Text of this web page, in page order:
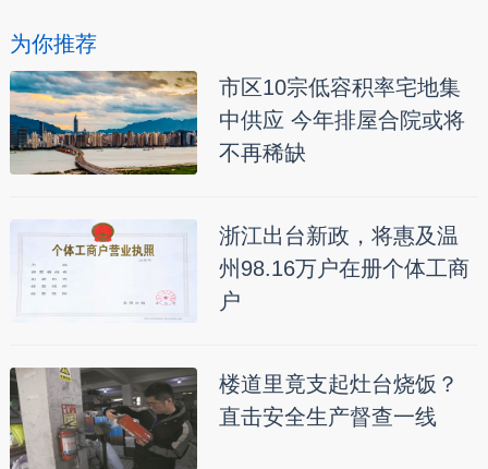
为你推荐
市区10宗低容积率宅地集
中供应 今年排屋合院或将
不再稀缺
浙江出台新政，将惠及温
州98.16万户在册个体工商
户
楼道里竟支起灶台烧饭？
直击安全生产督查一线